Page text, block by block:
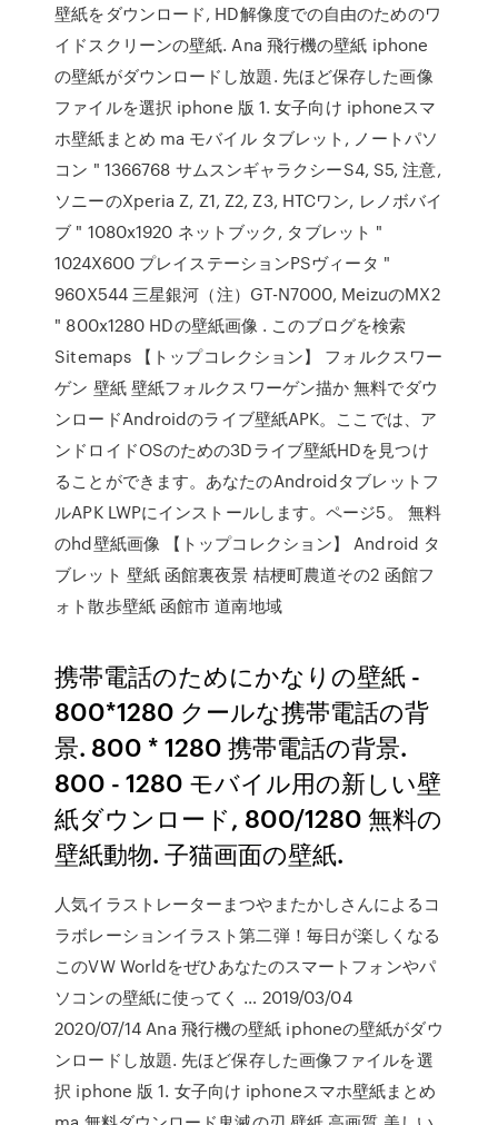
壁紙をダウンロード, HD解像度での自由のためのワ
イドスクリーンの壁紙. Ana 飛行機の壁紙 iphone
の壁紙がダウンロードし放題. 先ほど保存した画像
ファイルを選択 iphone 版 1. 女子向け iphoneスマ
ホ壁紙まとめ ma モバイル タブレット, ノートパソ
コン " 1366768 サムスンギャラクシーS4, S5, 注意,
ソニーのXperia Z, Z1, Z2, Z3, HTCワン, レノボバイ
ブ " 1080x1920 ネットブック, タブレット "
1024X600 プレイステーションPSヴィータ "
960X544 三星銀河（注）GT-N7000, MeizuのMX2
" 800x1280 HDの壁紙画像 . このブログを検索
Sitemaps 【トップコレクション】 フォルクスワー
ゲン 壁紙 壁紙フォルクスワーゲン描か 無料でダウ
ンロードAndroidのライブ壁紙APK。ここでは、ア
ンドロイドOSのための3Dライブ壁紙HDを見つけ
ることができます。あなたのAndroidタブレットフ
ルAPK LWPにインストールします。ページ5。 無料
のhd壁紙画像 【トップコレクション】 Android タ
ブレット 壁紙 函館裏夜景 桔梗町農道その2 函館フ
ォト散歩壁紙 函館市 道南地域
携帯電話のためにかなりの壁紙 -
800*1280 クールな携帯電話の背
景. 800 * 1280 携帯電話の背景.
800 - 1280 モバイル用の新しい壁
紙ダウンロード, 800/1280 無料の
壁紙動物. 子猫画面の壁紙.
人気イラストレーターまつやまたかしさんによるコ
ラボレーションイラスト第二弾！毎日が楽しくなる
このVW Worldをぜひあなたのスマートフォンやパ
ソコンの壁紙に使ってく … 2019/03/04
2020/07/14 Ana 飛行機の壁紙 iphoneの壁紙がダウ
ンロードし放題. 先ほど保存した画像ファイルを選
択 iphone 版 1. 女子向け iphoneスマホ壁紙まとめ